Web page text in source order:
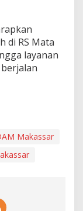
di RS Mata
layanan
Makassar